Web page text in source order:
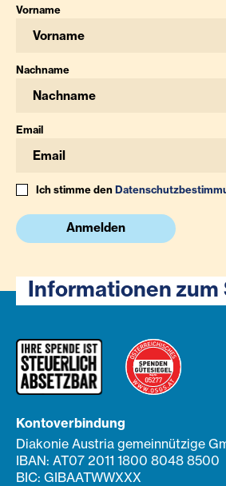
Vorname
Nachname
Email
Ich stimme den
Anmelden
Informationen zum
Kontoverbindung
Diakonie Austria gemeinnützige
IBAN: AT07 2011 1800 8048 8500
BIC: GIBAATWWXXX